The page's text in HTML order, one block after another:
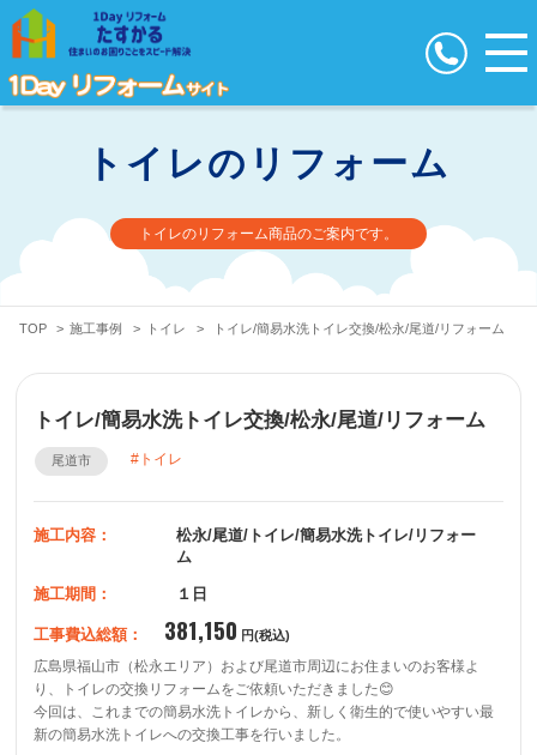
トイレのリフォーム
トイレのリフォーム商品のご案内です。
TOP > 施工事例 > トイレ > トイレ/簡易水洗トイレ交換/松永/尾道/リフォーム
トイレ/簡易水洗トイレ交換/松永/尾道/リフォーム
尾道市 トイレ
施工内容：
松永/尾道/トイレ/簡易水洗トイレ/リフォー
ム
施工期間： １日
工事費込総額： 381,150 円(税込)
広島県福山市（松永エリア）および尾道市周辺にお住まいのお客様よ
り、トイレの交換リフォームをご依頼いただきました😊
今回は、これまでの簡易水洗トイレから、新しく衛生的で使いやすい最
新の簡易水洗トイレへの交換工事を行いました。